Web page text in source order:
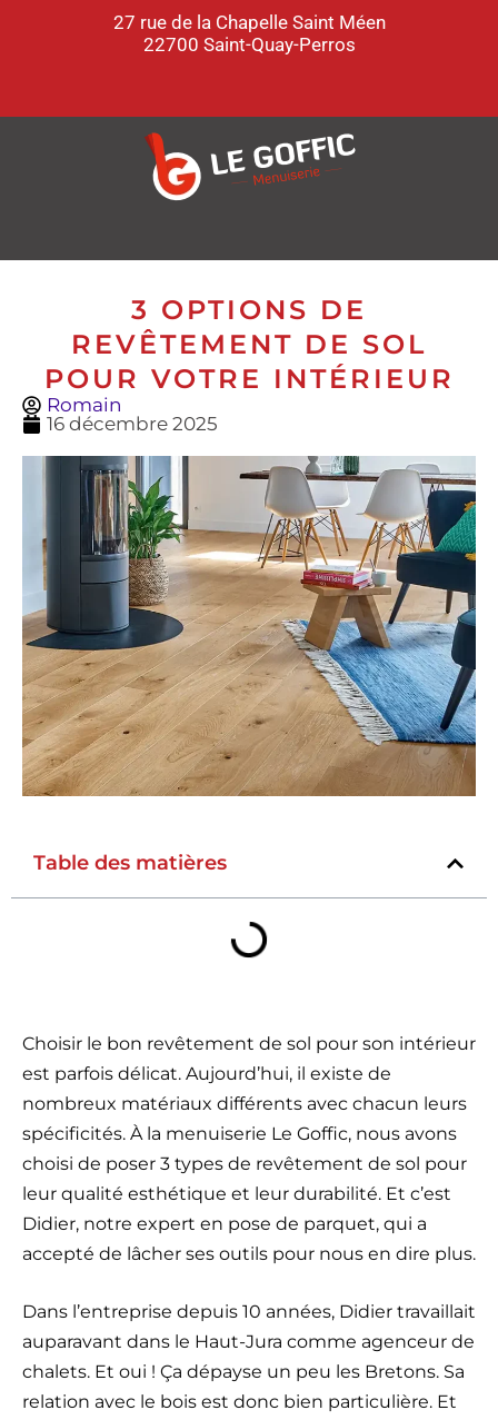
27 rue de la Chapelle Saint Méen
22700 Saint-Quay-Perros
3 OPTIONS DE
REVÊTEMENT DE SOL
POUR VOTRE INTÉRIEUR
Romain
16 décembre 2025
Table des matières
Choisir le bon revêtement de sol pour son intérieur
est parfois délicat. Aujourd’hui, il existe de
nombreux matériaux différents avec chacun leurs
spécificités. À la menuiserie Le Goffic, nous avons
choisi de poser 3 types de revêtement de sol pour
leur qualité esthétique et leur durabilité. Et c’est
Didier, notre expert en pose de parquet, qui a
accepté de lâcher ses outils pour nous en dire plus.
Dans l’entreprise depuis 10 années, Didier travaillait
auparavant dans le Haut-Jura comme agenceur de
chalets. Et oui ! Ça dépayse un peu les Bretons. Sa
relation avec le bois est donc bien particulière. Et